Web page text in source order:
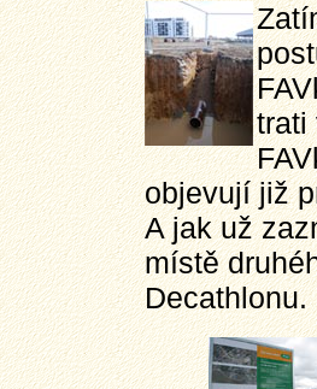
trati
objevují již
A jak už
místě
Decathlonu.